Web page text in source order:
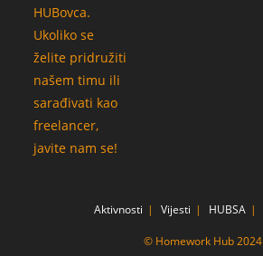
HUBovca.
Ukoliko se
želite pridružiti
našem timu ili
sarađivati kao
freelancer,
javite nam se!
Aktivnosti Vijesti HUBSA
© Homework Hub 2024